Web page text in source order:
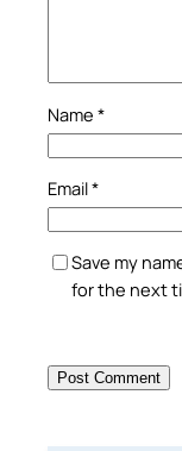
Name *
Email*
Save my
for the next